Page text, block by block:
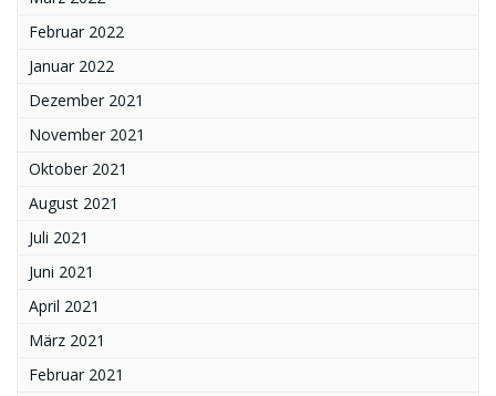
Februar 2022
Januar 2022
Dezember 2021
November 2021
Oktober 2021
August 2021
Juli 2021
Juni 2021
April 2021
März 2021
Februar 2021